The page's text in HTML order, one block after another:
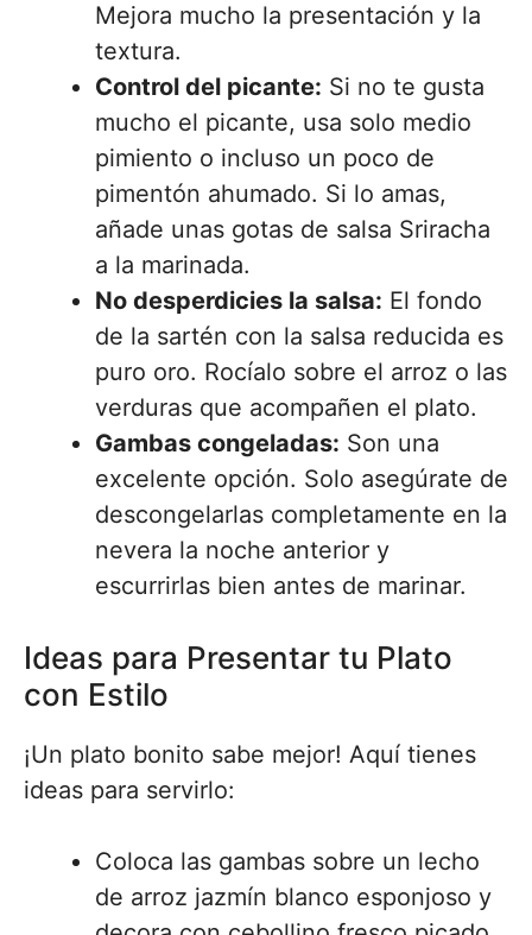
Mejora mucho la presentación y la
textura.
Control del picante: Si no te gusta
mucho el picante, usa solo medio
pimiento o incluso un poco de
pimentón ahumado. Si lo amas,
añade unas gotas de salsa Sriracha
a la marinada.
No desperdicies la salsa: El fondo
de la sartén con la salsa reducida es
puro oro. Rocíalo sobre el arroz o las
verduras que acompañen el plato.
Gambas congeladas: Son una
excelente opción. Solo asegúrate de
descongelarlas completamente en la
nevera la noche anterior y
escurrirlas bien antes de marinar.
Ideas para Presentar tu Plato
con Estilo
¡Un plato bonito sabe mejor! Aquí tienes
ideas para servirlo:
Coloca las gambas sobre un lecho
de arroz jazmín blanco esponjoso y